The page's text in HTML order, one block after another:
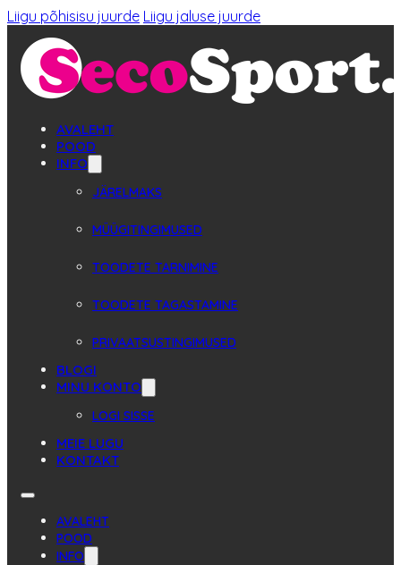
Liigu põhisisu juurde Liigu jaluse juurde
AVALEHT
POOD
INFO
JÄRELMAKS
MÜÜGITINGIMUSED
TOODETE TARNIMINE
TOODETE TAGASTAMINE
PRIVAATSUSTINGIMUSED
BLOGI
MINU KONTO
LOGI SISSE
MEIE LUGU
KONTAKT
AVALEHT
POOD
INFO